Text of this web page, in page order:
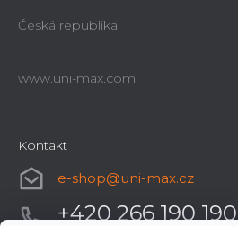
Česká republika
www.uni-max.com
Kontakt
e-shop@uni-max.cz
+420 266 190 190